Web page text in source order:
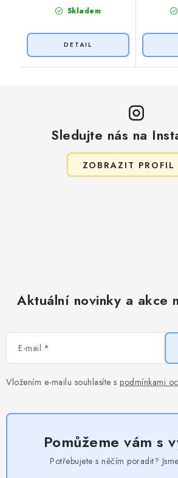
Skladem
Sledujte nás na
ZOBRAZIT PROFIL
Aktuální novinky a akce
E-mail
Vložením e-mailu souhlasíte s podmínkami
Pomůžeme vám s
Potřebujete s něčím poradit?